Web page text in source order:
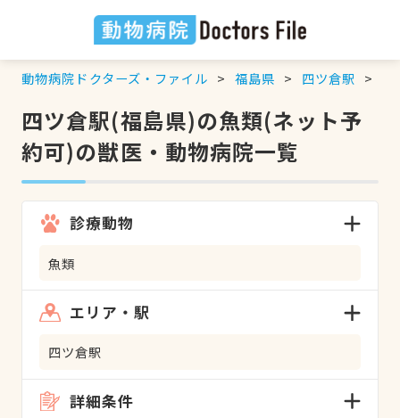
動物病院ドクターズ・ファイル 福島県 四ツ倉駅
四ツ倉駅(福島県)の魚類(ネット予
約可)の獣医・動物病院一覧
診療動物
魚類
エリア・駅
四ツ倉駅
詳細条件